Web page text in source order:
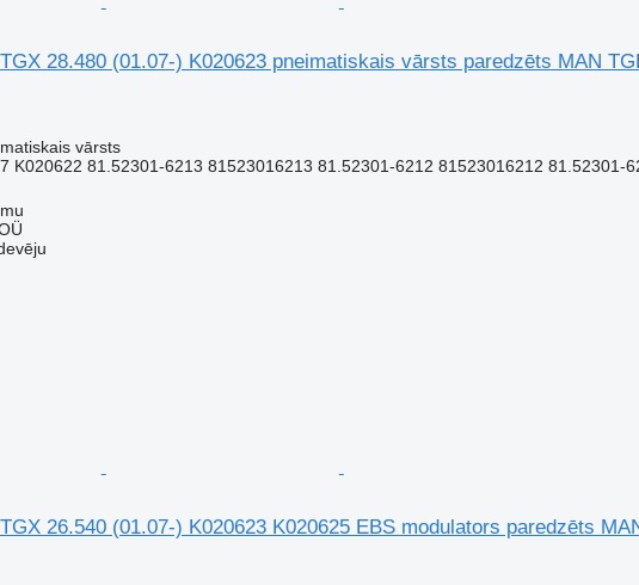
28.480 (01.07-) K020623 pneimatiskais vārsts paredzēts MAN
vārsts
K020622 81.52301-6213 81523016213 81.52301-6212 81523016212 81.52301-
26.540 (01.07-) K020623 K020625 EBS modulators paredzēts